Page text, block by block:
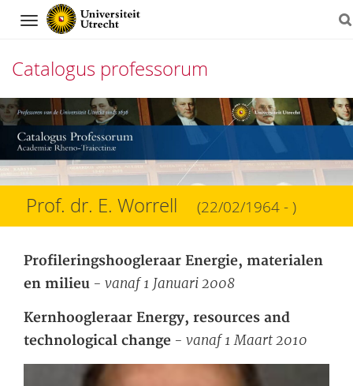
Navigation
Catalogus professorum
Direct
naar
het
inhoud
Prof. dr. E. Worrell (22/02/1964 - )
Profileringshoogleraar Energie, materialen
en milieu - vanaf 1 Januari 2008
Kernhoogleraar Energy, resources and
technological change - vanaf 1 Maart 2010